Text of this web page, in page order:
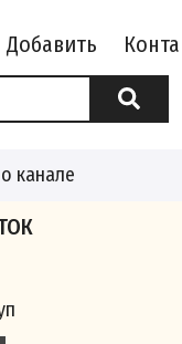
Добавить
канале